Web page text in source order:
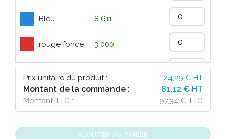
Bleu 8 611
rouge foncé 3 000
Bleu marine
4 708
Prix unitaire du produit :
24,29 € HT
Montant de la commande : 81,12 € HT
Montant TTC : 97,34 € TTC
AJOUTER AU PANIER